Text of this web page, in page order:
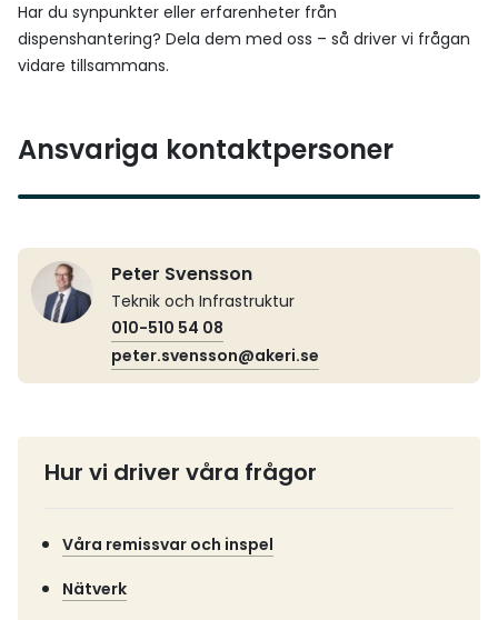
Har du synpunkter eller erfarenheter från
dispenshantering? Dela dem med oss – så driver vi frågan
vidare tillsammans.
Ansvariga kontaktpersoner
Peter Svensson
Teknik och Infrastruktur
010-510 54 08
peter.svensson@akeri.se
Hur vi driver våra frågor
Våra remissvar och inspel
Nätverk